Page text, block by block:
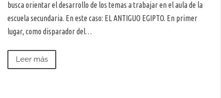
busca orientar el desarrollo de los temas a trabajar en el aula de la
escuela secundaria. En este caso: EL ANTIGUO EGIPTO. En primer
lugar, como disparador del…
Leer más